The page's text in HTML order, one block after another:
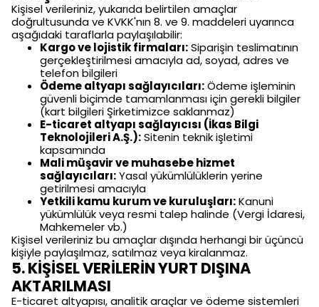
Kişisel verileriniz, yukarıda belirtilen amaçlar
doğrultusunda ve KVKK'nın 8. ve 9. maddeleri uyarınca
aşağıdaki taraflarla paylaşılabilir:
Kargo ve lojistik firmaları:Siparişin teslimatının
gerçekleştirilmesi amacıyla ad, soyad, adres ve
telefon bilgileri
Ödeme altyapı sağlayıcıları:Ödeme işleminin
güvenli biçimde tamamlanması için gerekli bilgiler
(kart bilgileri Şirketimizce saklanmaz)
E-ticaret altyapı sağlayıcısı (İkas Bilgi
Teknolojileri A.Ş.):Sitenin teknik işletimi
kapsamında
Mali müşavir ve muhasebe hizmet
sağlayıcıları:Yasal yükümlülüklerin yerine
getirilmesi amacıyla
Yetkili kamu kurum ve kuruluşları:Kanuni
yükümlülük veya resmi talep halinde (Vergi İdaresi,
Mahkemeler vb.)
Kişisel verileriniz bu amaçlar dışında herhangi bir üçüncü
kişiyle paylaşılmaz, satılmaz veya kiralanmaz.
5. KİŞİSEL VERİLERİN YURT DIŞINA
AKTARILMASI
E-ticaret altyapısı, analitik araçlar ve ödeme sistemleri